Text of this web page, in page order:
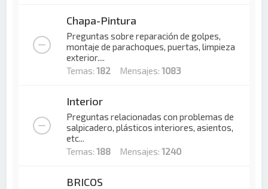
Chapa-Pintura
Preguntas sobre reparación de golpes,
montaje de parachoques, puertas, limpieza
exterior....
Temas:182 Mensajes:1083
Interior
Preguntas relacionadas con problemas de
salpicadero, plásticos interiores, asientos,
etc...
Temas:188 Mensajes:1240
BRICOS